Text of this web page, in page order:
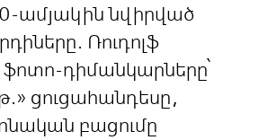
ամյակին նվիրված
Ռուդոլֆ
դիմանկարները՝
ցուցահանդեսը,
բացումը